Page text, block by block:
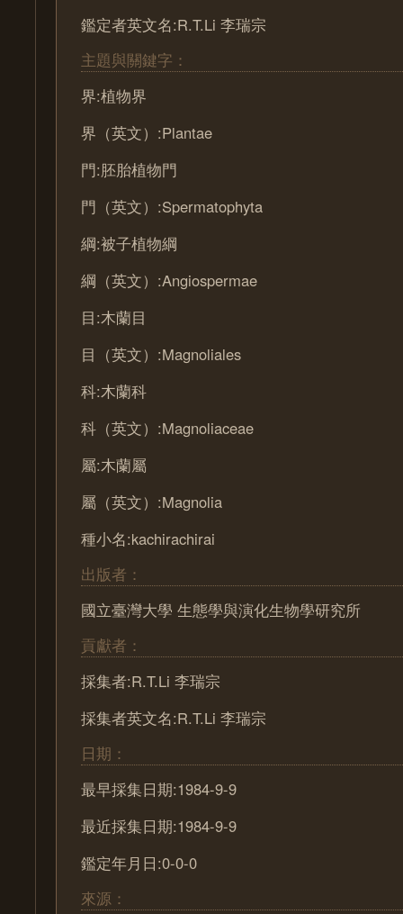
鑑定者英文名:R.T.Li 李瑞宗
主題與關鍵字：
界:植物界
界（英文）:Plantae
門:胚胎植物門
門（英文）:Spermatophyta
綱:被子植物綱
綱（英文）:Angiospermae
目:木蘭目
目（英文）:Magnoliales
科:木蘭科
科（英文）:Magnoliaceae
屬:木蘭屬
屬（英文）:Magnolia
種小名:kachirachirai
出版者：
國立臺灣大學 生態學與演化生物學研究所
貢獻者：
採集者:R.T.Li 李瑞宗
採集者英文名:R.T.Li 李瑞宗
日期：
最早採集日期:1984-9-9
最近採集日期:1984-9-9
鑑定年月日:0-0-0
來源：